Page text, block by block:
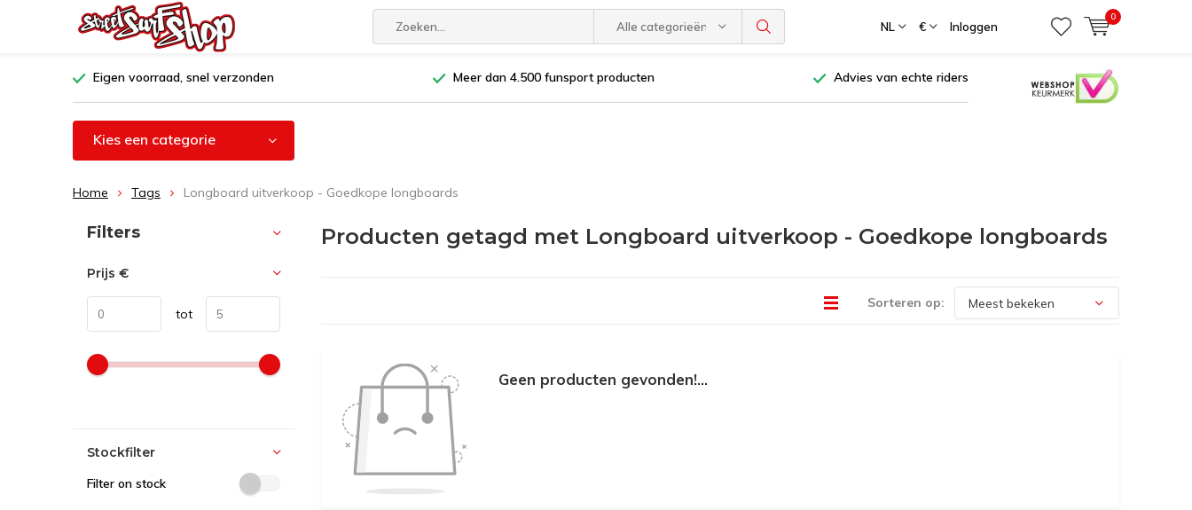
Alle categorieën NL € Inloggen
0
Eigen voorraad, snel verzonden Meer dan 4.500 funsport producten Advies van echte riders
Kies een categorie
Home Tags Longboard uitverkoop - Goedkope longboards
Producten getagd met Longboard uitverkoop - Goedkope longboards
Sorteren op:
Geen producten gevonden!...
Sorteren op:
Filters
Prijs €
tot
Stockfilter
Filter on stock